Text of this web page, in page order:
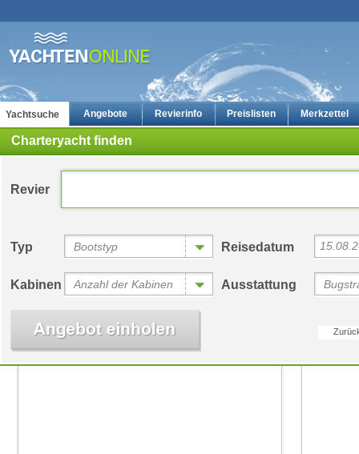
Yachtsuche Angebote Revierinfo Preislisten Merkzettel
Die günstigsten Charteryachten auf yachten-online
Charteryacht finden
Revier
Typ Bootstyp Reisedatum
Kabinen Anzahl der Kabinen Ausstattung